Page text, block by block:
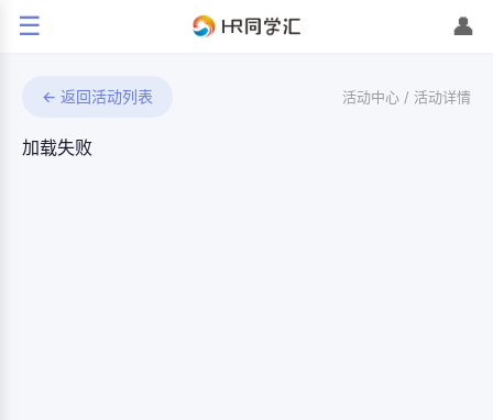
☰ 👤
← 返回活动列表 活动中心 / 活动详情
加载失败